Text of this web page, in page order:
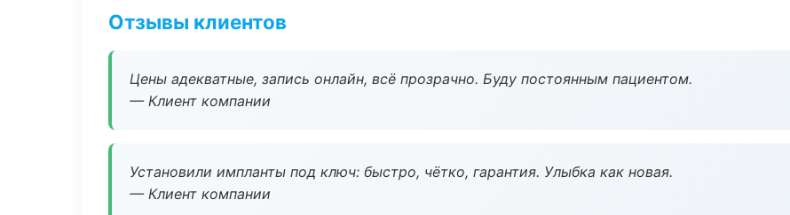
Отзывы клиентов
Цены адекватные, запись онлайн, всё прозрачно. Буду постоянным пациентом.
— Клиент компании
Установили импланты под ключ: быстро, чётко, гарантия. Улыбка как новая.
— Клиент компании